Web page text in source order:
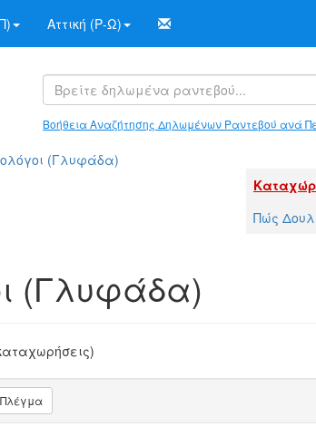
Αττική (Ρ-Ω)
Βοήθεια Αναζήτησης Δηλωμένων Ραντεβού ανά
(Γλυφάδα)
Πώς
(Γλυφάδα)
Πλέγμα